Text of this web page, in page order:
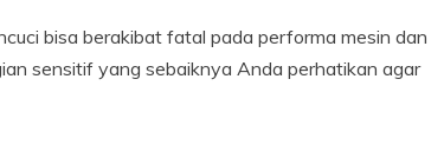
bisa berakibat fatal pada performa mesin dan
sensitif yang sebaiknya Anda perhatikan agar